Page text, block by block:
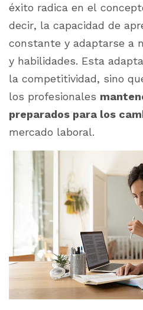
éxito radica en el
decir, la capacidad de
constante y adaptarse a
y habilidades. Esta
la competitividad, sino
los profesionales
preparados para los
mercado laboral.